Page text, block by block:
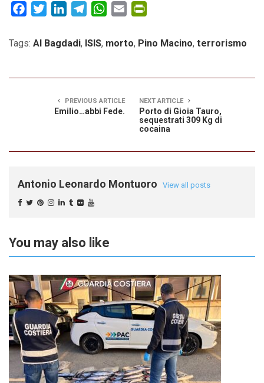
FacebookTwitterLinkedInTelegramWhatsApp
Email
Tags: Al Bagdadi, ISIS, morto, Pino Macino, terrorismo
PREVIOUS ARTICLE
Emilio…abbi Fede.
NEXT ARTICLE
Porto di Gioia Tauro,
sequestrati 309 Kg di
cocaina
Antonio Leonardo Montuoro View all posts
You may also like